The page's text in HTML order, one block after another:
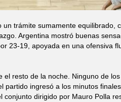
un trámite sumamente equilibrado,
Argentina mostró buenas
23-19, apoyada en una ofensiva
el resto de la noche. Ninguno de
partido ingresó a los minutos
conjunto dirigido por Mauro Polla